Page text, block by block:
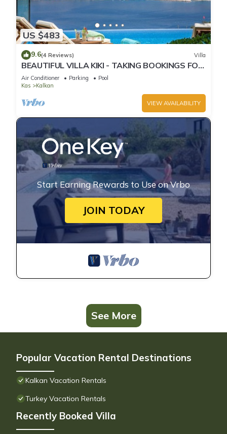
US $483
9.6(4 Reviews) Villa
BEAUTIFUL VILLA KIKI - TAKING BOOKINGS FOR
2025
Air Conditioner Parking
Pool
Kas
Kalkan
VIEW AVAILABILITY
Start Earning Rewards to Use on Vrbo
JOIN TODAY
See More
Popular Vacation Rental Destinations
Kalkan Vacation Rentals
Turkey Vacation Rentals
Recently Booked Villa